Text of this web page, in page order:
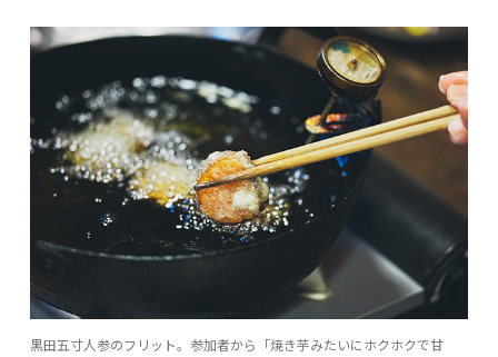
黒田五寸人参のフリット。参加者から「焼き芋みたいにホクホクで甘